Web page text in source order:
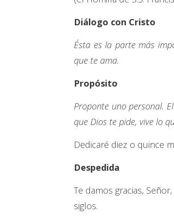
Diálogo con Cristo
Ésta es la parte más
que te ama.
Propósito
Proponte uno personal.
que Dios te pide, vive lo
Dedicaré diez o quince
Despedida
Te damos gracias,
siglos.